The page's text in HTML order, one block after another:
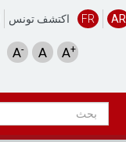
اكتشف تونس FR AR
A- A A+